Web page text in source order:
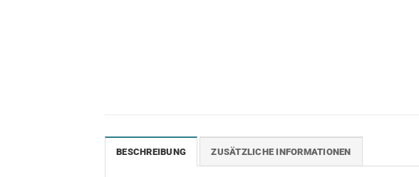
BESCHREIBUNG ZUSÄTZLICHE INFORMATIONEN